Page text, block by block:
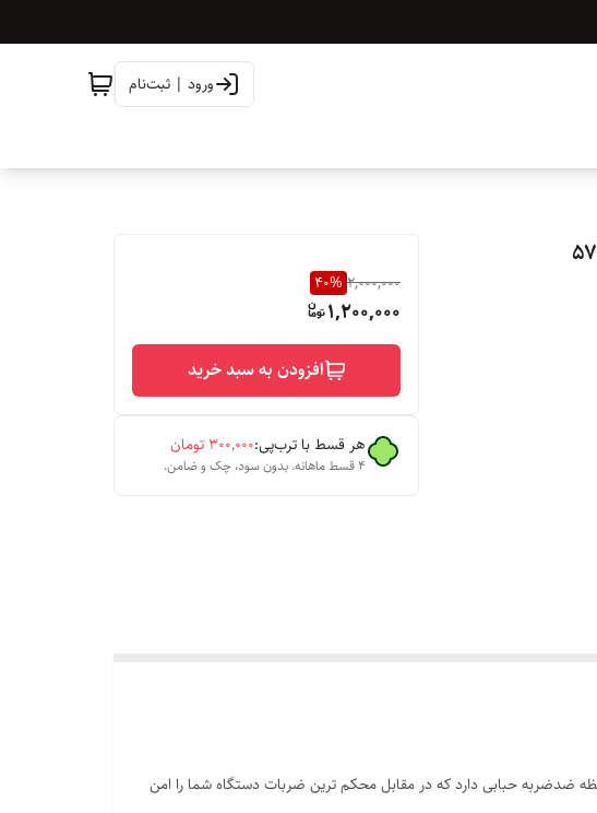
ورود | ثبت‌نام
2,000,000
40%
1,200,000
افزودن به سبد خرید
هر قسط با ترب‌پی:۳۰۰٬۰۰۰ تومان
۴ قسط ماهانه. بدون سود، چک و ضامن.
میباشد.محفظه ضدضربه حبابی دارد که در مقابل محکم ترین ضربات دستگاه شما را امن